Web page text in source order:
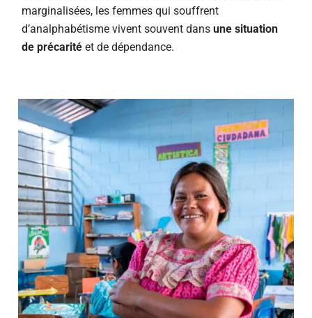
marginalisées, les femmes qui souffrent
d’analphabétisme vivent souvent dans une situation
de précarité et de dépendance.